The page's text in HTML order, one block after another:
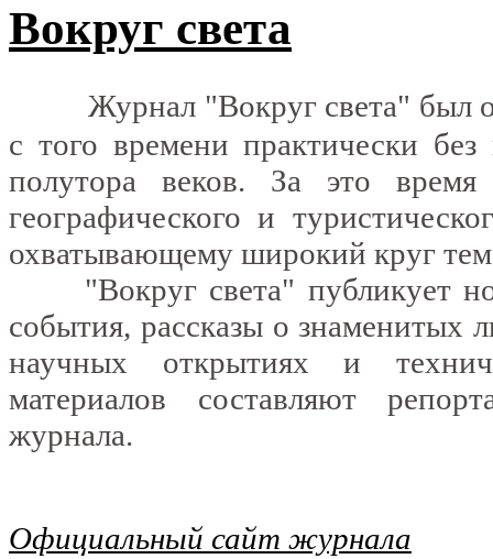
Вокруг света
Журнал "Вокруг света" был
с того времени практически
полутора веков. За это
географического и
охватывающему широкий круг
"Вокруг света" публикует
события, рассказы о
научных открытиях и
материалов составляют
журнала.
Официальный сайт журнала